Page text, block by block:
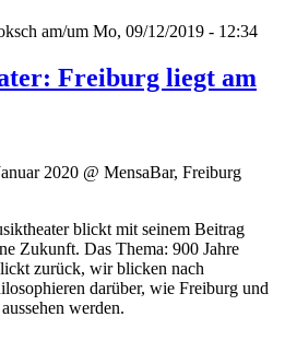
am/um Mo, 09/12/2019 - 12:34
Freiburg liegt am
2020 @ MensaBar, Freiburg
blickt mit seinem Beitrag
Zukunft. Das Thema: 900 Jahre
zurück, wir blicken nach
darüber, wie Freiburg und
werden.